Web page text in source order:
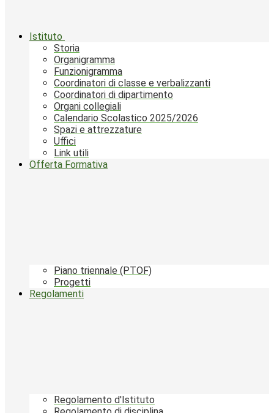
Istituto
Storia
Organigramma
Funzionigramma
Coordinatori di classe e verbalizzanti
Coordinatori di dipartimento
Organi collegiali
Calendario Scolastico 2025/2026
Spazi e attrezzature
Uffici
Link utili
Offerta Formativa
Piano triennale (PTOF)
Progetti
Regolamenti
Regolamento d'Istituto